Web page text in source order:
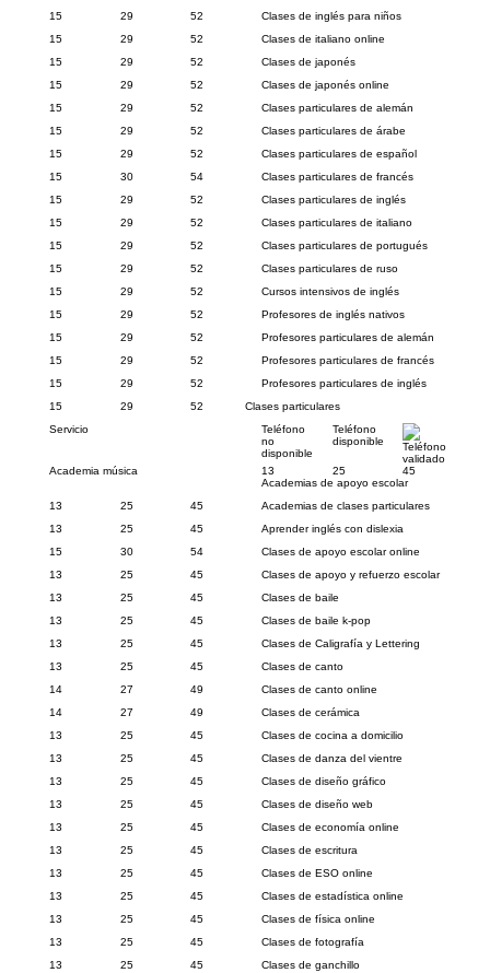
15
29 52
Clases de inglés para niños
15
29 52
Clases de italiano online
15
29 52
Clases de japonés
15
29 52
Clases de japonés online
15
29 52
Clases particulares de alemán
15
29 52
Clases particulares de árabe
15
29 52
Clases particulares de español
15
30 54
Clases particulares de francés
15
29 52
Clases particulares de inglés
15
29 52
Clases particulares de italiano
15
29 52
Clases particulares de portugués
15
29 52
Clases particulares de ruso
15
29 52
Cursos intensivos de inglés
15
29 52
Profesores de inglés nativos
15
29 52
Profesores particulares de alemán
15
29 52
Profesores particulares de francés
15
29 52
Profesores particulares de inglés
15
29 52
Clases particulares
Servicio
Teléfono
no
disponible
Teléfono
disponible
Teléfono
validado
Academia música
13 25
45
Academias de apoyo escolar
13
25 45
Academias de clases particulares
13
25 45
Aprender inglés con dislexia
15
30 54
Clases de apoyo escolar online
13
25 45
Clases de apoyo y refuerzo escolar
13
25 45
Clases de baile
13
25 45
Clases de baile k-pop
13
25 45
Clases de Caligrafía y Lettering
13
25 45
Clases de canto
14
27 49
Clases de canto online
14
27 49
Clases de cerámica
13
25 45
Clases de cocina a domicilio
13
25 45
Clases de danza del vientre
13
25 45
Clases de diseño gráfico
13
25 45
Clases de diseño web
13
25 45
Clases de economía online
13
25 45
Clases de escritura
13
25 45
Clases de ESO online
13
25 45
Clases de estadística online
13
25 45
Clases de física online
13
25 45
Clases de fotografía
13
25 45
Clases de ganchillo